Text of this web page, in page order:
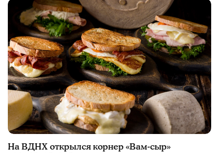
На ВДНХ открылся корнер «Вам-сыр»